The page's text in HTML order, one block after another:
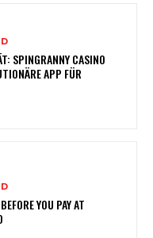
SPINGRANNY CASINO
APP FÜR
YOU PAY AT